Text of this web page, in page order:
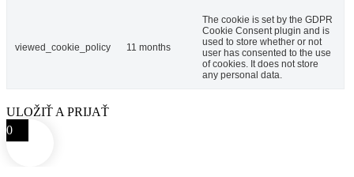
viewed_cookie_policy 11 months
The cookie is set by the GDPR
Cookie Consent plugin and is
used to store whether or not
user has consented to the use
of cookies. It does not store
any personal data.
ULOŽIŤ A PRIJAŤ
0